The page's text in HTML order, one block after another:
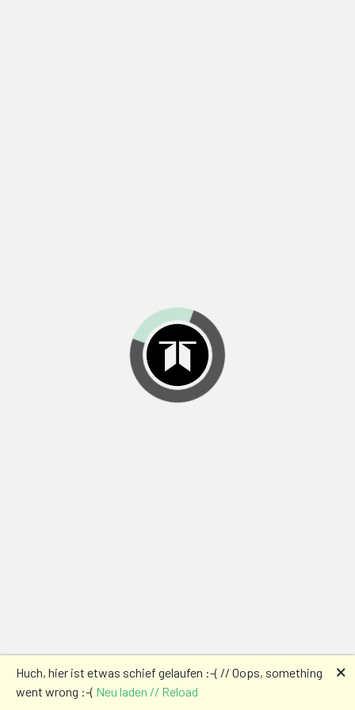
Huch, hier ist etwas schief gelaufen :-( // Oops, something
went wrong :-( Neu laden // Reload
🗙